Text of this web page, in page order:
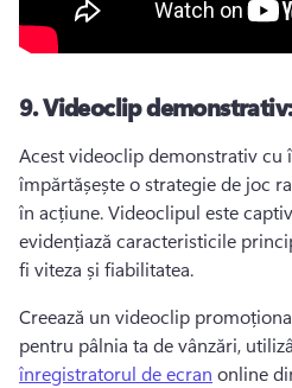
9.Videoclip
Acest videoclip demonstrativ cu
împărtășește o strategie de joc
în acțiune. Videoclipul este
evidențiază caracteristicile
fi viteza și fiabilitatea.
Creează un videoclip
pentru pâlnia ta de vânzări,
înregistratorul de ecran online